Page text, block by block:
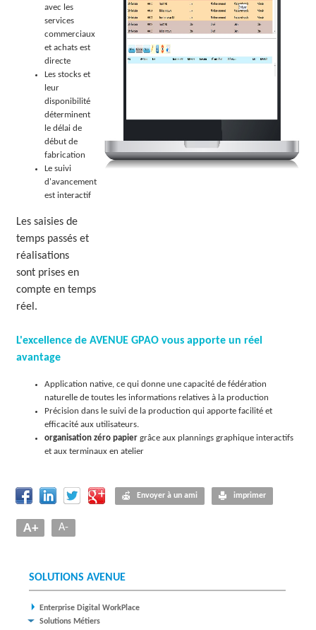
avec les
services
commerciaux
et achats est
directe
Les stocks et
leur
disponibilité
déterminent
le délai de
début de
fabrication
Le suivi
d'avancement
est interactif
Les saisies de
temps passés et
réalisations
sont prises en
compte en temps
réel.
L'excellence de AVENUE GPAO vous apporte un réel
avantage
Application native, ce qui donne une capacité de fédération
naturelle de toutes les informations relatives à la production
Précision dans le suivi de la production qui apporte facilité et
efficacité aux utilisateurs.
organisation zéro papier grâce aux plannings graphique interactifs
et aux terminaux en atelier
Envoyer à un ami imprimer
A+ A-
SOLUTIONS AVENUE
Enterprise Digital WorkPlace
Solutions Métiers